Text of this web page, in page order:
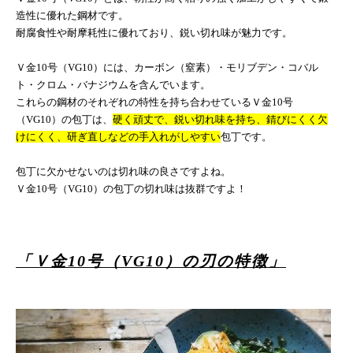
造性に優れた鋼材です。
耐腐食性や耐摩耗性に優れており、鋭い切れ味が魅力です。
Ｖ金10号（VG10 ）には、カーボン（窒素）・モリブデン・コバル
ト・クロム・バナジウムを含んでいます。
これらの鋼材のそれぞれの特性を持ち合わせているＶ金10号
（VG10 ）の包丁は、 硬く頑丈で、鋭い切れ味を持ち、錆びにくく欠
けにくく、研ぎ直しなどの手入れがしやすい包丁です。
包丁に欠かせないのは切れ味の良さですよね。
Ｖ金10号（VG10 ）の包丁の切れ味は抜群ですよ！
「Ｖ金10号（VG10 ）の刃の特徴」